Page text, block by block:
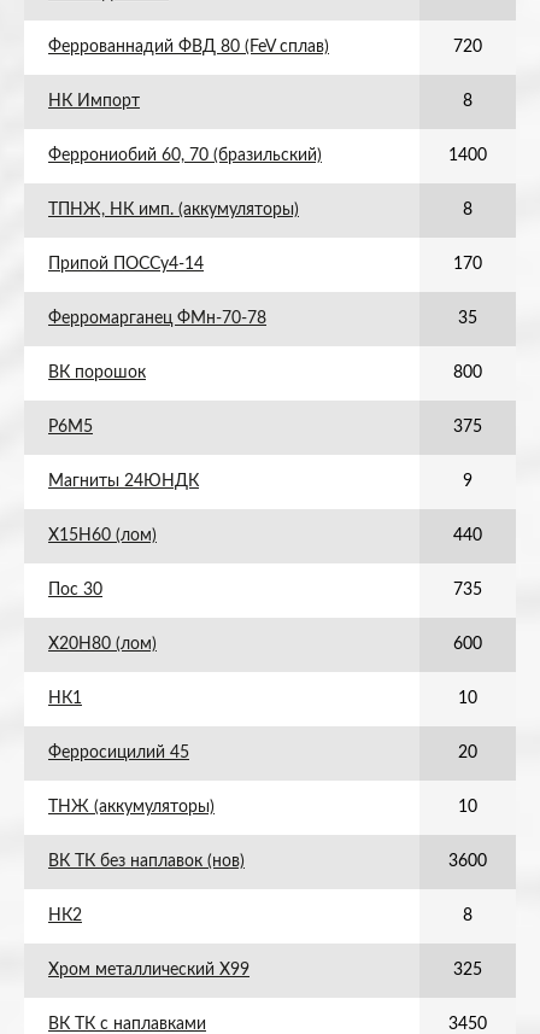
Феррованнадий ФВД 80 (FeV сплав) 720
НК Импорт 8
Феррониобий 60, 70 (бразильский) 1400
ТПНЖ, НК имп. (аккумуляторы) 8
Припой ПОССу4-14 170
Ферромарганец ФМн-70-78 35
ВК порошок 800
Р6М5 375
Магниты 24ЮНДК 9
Х15Н60 (лом) 440
Пос 30 735
Х20Н80 (лом) 600
НК1 10
Ферросицилий 45 20
ТНЖ (аккумуляторы) 10
ВК ТК без наплавок (нов) 3600
НК2 8
Хром металлический Х99 325
ВК ТК с наплавками 3450